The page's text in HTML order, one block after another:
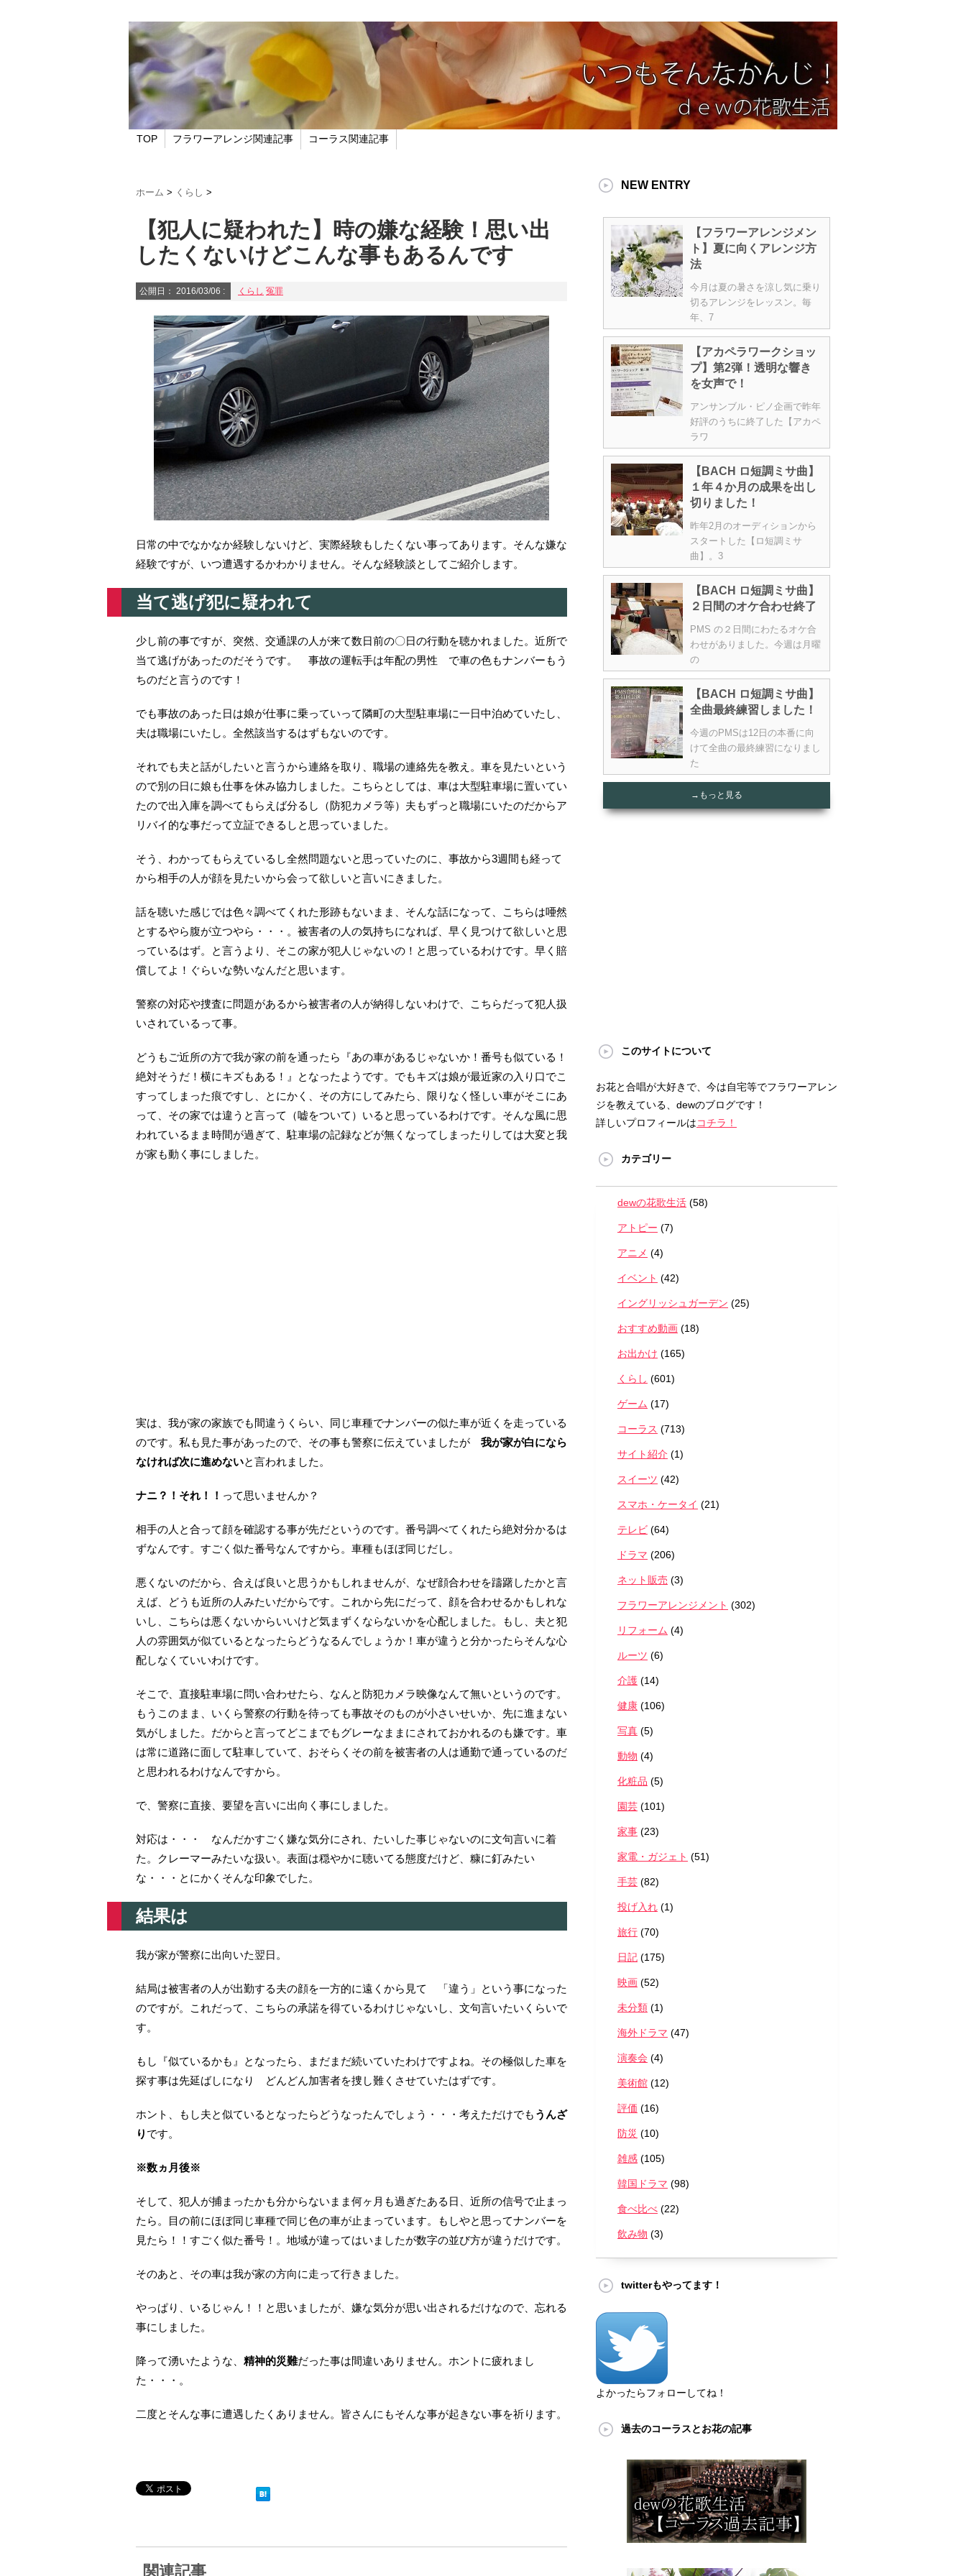
TOP フラワーアレンジ関連記事 コーラス関連記事
ホーム > くらし >
【犯人に疑われた】時の嫌な経験！思い出
したくないけどこんな事もあるんです
公開日： 2016/03/06 : くらし 冤罪
日常の中でなかなか経験しないけど、実際経験もしたくない事ってあります。そんな嫌な
経験ですが、いつ遭遇するかわかりません。そんな経験談としてご紹介します。
当て逃げ犯に疑われて
少し前の事ですが、突然、交通課の人が来て数日前の〇日の行動を聴かれました。近所で
当て逃げがあったのだそうです。 事故の運転手は年配の男性 で車の色もナンバーもう
ちのだと言うのです！
でも事故のあった日は娘が仕事に乗っていって隣町の大型駐車場に一日中泊めていたし、
夫は職場にいたし。全然該当するはずもないのです。
それでも夫と話がしたいと言うから連絡を取り、職場の連絡先を教え。車を見たいという
ので別の日に娘も仕事を休み協力しました。こちらとしては、車は大型駐車場に置いてい
たので出入庫を調べてもらえば分るし（防犯カメラ等）夫もずっと職場にいたのだからア
リバイ的な事だって立証できるしと思っていました。
そう、わかってもらえているし全然問題ないと思っていたのに、事故から3週間も経って
から相手の人が顔を見たいから会って欲しいと言いにきました。
話を聴いた感じでは色々調べてくれた形跡もないまま、そんな話になって、こちらは唖然
とするやら腹が立つやら・・・。被害者の人の気持ちになれば、早く見つけて欲しいと思
っているはず。と言うより、そこの家が犯人じゃないの！と思っているわけです。早く賠
償してよ！ぐらいな勢いなんだと思います。
警察の対応や捜査に問題があるから被害者の人が納得しないわけで、こちらだって犯人扱
いされているって事。
どうもご近所の方で我が家の前を通ったら『あの車があるじゃないか！番号も似ている！
絶対そうだ！横にキズもある！』となったようです。でもキズは娘が最近家の入り口でこ
すってしまった痕ですし、とにかく、その方にしてみたら、限りなく怪しい車がそこにあ
って、その家では違うと言って（嘘をついて）いると思っているわけです。そんな風に思
われているまま時間が過ぎて、駐車場の記録などが無くなってしまったりしては大変と我
が家も動く事にしました。
実は、我が家の家族でも間違うくらい、同じ車種でナンバーの似た車が近くを走っている
のです。私も見た事があったので、その事も警察に伝えていましたが 我が家が白になら
なければ次に進めないと言われました。
ナニ？！それ！！ って思いませんか？
相手の人と合って顔を確認する事が先だというのです。番号調べてくれたら絶対分かるは
ずなんです。すごく似た番号なんですから。車種もほぼ同じだし。
悪くないのだから、合えば良いと思うかもしれませんが、なぜ顔合わせを躊躇したかと言
えば、どうも近所の人みたいだからです。これから先にだって、顔を合わせるかもしれな
いし、こちらは悪くないからいいけど気まずくならないかを心配しました。もし、夫と犯
人の雰囲気が似ているとなったらどうなるんでしょうか！車が違うと分かったらそんな心
配しなくていいわけです。
そこで、直接駐車場に問い合わせたら、なんと防犯カメラ映像なんて無いというのです。
もうこのまま、いくら警察の行動を待っても事故そのものが小さいせいか、先に進まない
気がしました。だからと言ってどこまでもグレーなままにされておかれるのも嫌です。車
は常に道路に面して駐車していて、おそらくその前を被害者の人は通勤で通っているのだ
と思われるわけなんですから。
で、警察に直接、要望を言いに出向く事にしました。
対応は・・・ なんだかすごく嫌な気分にされ、たいした事じゃないのに文句言いに着
た。クレーマーみたいな扱い。表面は穏やかに聴いてる態度だけど、糠に釘みたい
な・・・とにかくそんな印象でした。
結果は
我が家が警察に出向いた翌日。
結局は被害者の人が出勤する夫の顔を一方的に遠くから見て 「違う」という事になった
のですが。これだって、こちらの承諾を得ているわけじゃないし、文句言いたいくらいで
す。
もし『似ているかも』となったら、まだまだ続いていたわけですよね。その極似した車を
探す事は先延ばしになり どんどん加害者を捜し難くさせていたはずです。
ホント、もし夫と似ているとなったらどうなったんでしょう・・・考えただけでも うんざ
り です。
※数ヵ月後※
そして、犯人が捕まったかも分からないまま何ヶ月も過ぎたある日、近所の信号で止まっ
たら。目の前にほぼ同じ車種で同じ色の車が止まっています。もしやと思ってナンバーを
見たら！！すごく似た番号！。地域が違ってはいましたが数字の並び方が違うだけです。
そのあと、その車は我が家の方向に走って行きました。
やっぱり、いるじゃん！！と思いましたが、嫌な気分が思い出されるだけなので、忘れる
事にしました。
降って湧いたような、 精神的災難だった事は間違いありません。ホントに疲れまし
た・・・。
二度とそんな事に遭遇したくありません。皆さんにもそんな事が起きない事を祈ります。
関連記事
NEW ENTRY
【フラワーアレンジメン
ト】夏に向くアレンジ方
法
今月は夏の暑さを涼し気に乗り
切るアレンジをレッスン。毎
年、7
【アカペラワークショッ
プ】第2弾！透明な響き
を女声で！
アンサンブル・ピノ企画で昨年
好評のうちに終了した【アカペ
ラワ
【BACH ロ短調ミサ曲】
１年４か月の成果を出し
切りました！
昨年2月のオーディションから
スタートした【ロ短調ミサ
曲】。3
【BACH ロ短調ミサ曲】
２日間のオケ合わせ終了
PMS の２日間にわたるオケ合
わせがありました。今週は月曜
の
【BACH ロ短調ミサ曲】
全曲最終練習しました！
今週のPMSは12日の本番に向
けて全曲の最終練習になりまし
た
→もっと見る
このサイトについて
お花と合唱が大好きで、今は自宅等でフラワーアレン
ジを教えている、dewのブログです！
詳しいプロフィールはコチラ！
カテゴリー
dewの花歌生活 (58)
アトピー (7)
アニメ (4)
イベント (42)
イングリッシュガーデン (25)
おすすめ動画 (18)
お出かけ (165)
くらし (601)
ゲーム (17)
コーラス (713)
サイト紹介 (1)
スイーツ (42)
スマホ・ケータイ (21)
テレビ (64)
ドラマ (206)
ネット販売 (3)
フラワーアレンジメント (302)
リフォーム (4)
ルーツ (6)
介護 (14)
健康 (106)
写真 (5)
動物 (4)
化粧品 (5)
園芸 (101)
家事 (23)
家電・ガジェト (51)
手芸 (82)
投げ入れ (1)
旅行 (70)
日記 (175)
映画 (52)
未分類 (1)
海外ドラマ (47)
演奏会 (4)
美術館 (12)
評価 (16)
防災 (10)
雑感 (105)
韓国ドラマ (98)
食べ比べ (22)
飲み物 (3)
twitterもやってます！
よかったらフォローしてね！
過去のコーラスとお花の記事